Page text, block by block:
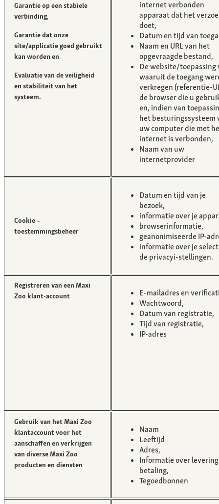
Garantie op een stabiele
verbinding,
Garantie dat onze
site/applicatie goed gebruikt
kan worden en
Evaluatie van de veiligheid
en stabiliteit van het
systeem.
internet verbonden
apparaat dat het
doet,
Datum en tijd van
Naam en URL van het
opgevraagde bestand,
De website/toepassing
waaruit de toegang
verkregen (referentie-
de browser die u
en, indien van
het besturingssysteem
uw computer die met
internet is verbonden,
Naam van uw
internetprovider
Cookie –
toestemmingsbeheer
Datum en tijd van je
bezoek,
informatie over je
browserinformatie,
geanonimiseerde IP-
informatie over je
de privacyi-stellingen.
Registreren van een Maxi
Zoo klant-account
E-mailadres en
Wachtwoord,
Datum van registratie,
Tijd van registratie,
IP-adres
Gebruik van het Maxi Zoo
klantaccount voor het
aanschaffen en verkrijgen
van diverse Maxi Zoo
producten en diensten
Naam
Leeftijd
Adres,
Informatie over
betaling,
Tegoedbonnen